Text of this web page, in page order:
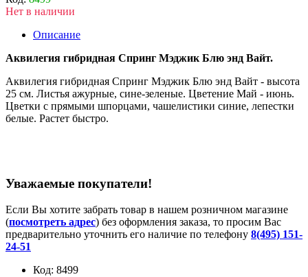
Нет в наличии
Описание
Аквилегия гибридная Спринг Мэджик Блю энд Вайт.
Аквилегия гибридная Спринг Мэджик Блю энд Вайт - высота
25 см. Листья ажурные, сине-зеленые. Цветение Май - июнь.
Цветки с прямыми шпорцами, чашелистики синие, лепестки
белые. Растет быстро.
Уважаемые покупатели!
Если Вы хотите забрать товар в нашем розничном магазине
(посмотреть адрес) без оформления заказа, то просим Вас
предварительно уточнить его наличие по телефону 8(495) 151-
24-51
Код: 8499